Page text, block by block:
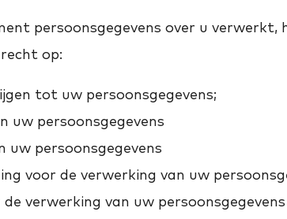
persoonsgegevens over u verwerkt,
op:
tot uw persoonsgegevens;
persoonsgegevens
uw persoonsgegevens
voor de verwerking van uw
verwerking van uw persoonsgegevens